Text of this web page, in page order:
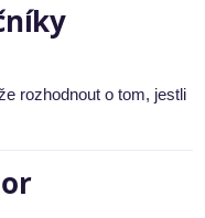
rozhodnout o tom, jestli